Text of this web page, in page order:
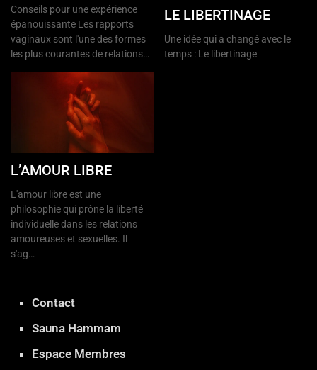
Conseils pour une expérience
épanouissante Les rapports
vaginaux sont l'une des formes
les plus courantes de relations…
LE LIBERTINAGE
Une idée qui a changé avec le
temps : Le libertinage
L’AMOUR LIBRE
L'amour libre est une
philosophie qui prône la liberté
individuelle dans les relations
amoureuses et sexuelles. Il
s'ag…
Contact
Sauna Hammam
Espace Membres